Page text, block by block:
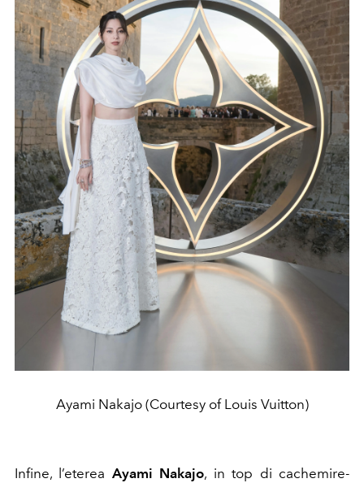
Ayami Nakajo (Courtesy of Louis Vuitton)
Infine, l’eterea Ayami Nakajo, in top di cachemire-